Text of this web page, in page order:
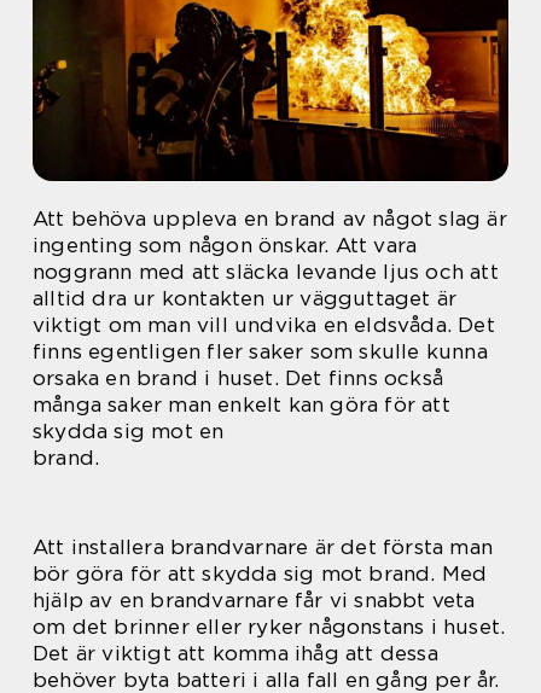
Att behöva uppleva en brand av något slag är
ingenting som någon önskar. Att vara
noggrann med att släcka levande ljus och att
alltid dra ur kontakten ur vägguttaget är
viktigt om man vill undvika en eldsvåda. Det
finns egentligen fler saker som skulle kunna
orsaka en brand i huset. Det finns också
många saker man enkelt kan göra för att
skydda sig mot en
brand.
Att installera brandvarnare är det första man
bör göra för att skydda sig mot brand. Med
hjälp av en brandvarnare får vi snabbt veta
om det brinner eller ryker någonstans i huset.
Det är viktigt att komma ihåg att dessa
behöver byta batteri i alla fall en gång per år.